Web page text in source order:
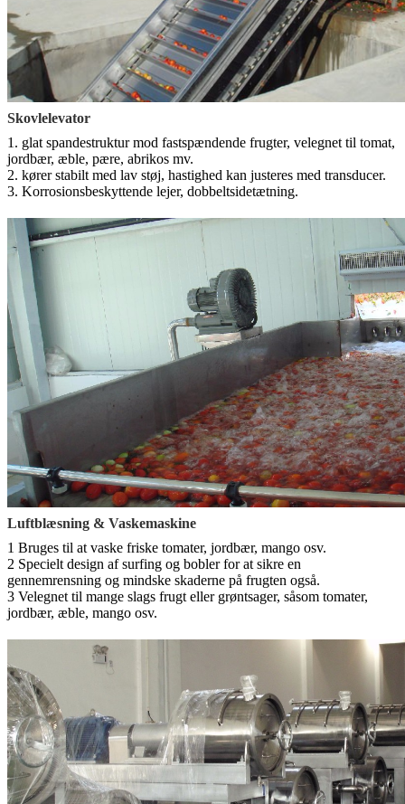
Skovlelevator
1. glat spandestruktur mod fastspændende frugter, velegnet til tomat,
jordbær, æble, pære, abrikos mv.
2. kører stabilt med lav støj, hastighed kan justeres med transducer.
3. Korrosionsbeskyttende lejer, dobbeltsidetætning.
Luftblæsning & Vaskemaskine
1 Bruges til at vaske friske tomater, jordbær, mango osv.
2 Specielt design af surfing og bobler for at sikre en
gennemrensning og mindske skaderne på frugten også.
3 Velegnet til mange slags frugt eller grøntsager, såsom tomater,
jordbær, æble, mango osv.